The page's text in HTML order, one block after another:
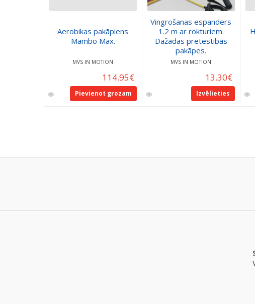
Aerobikas pakāpiens
Mambo Max.
MVS IN MOTION
114.95€
Pievienot grozam
Vingrošanas espanders
1.2 m ar rokturiem.
Dažādas pretestības
pakāpes.
MVS IN MOTION
13.30€
Izvēlieties